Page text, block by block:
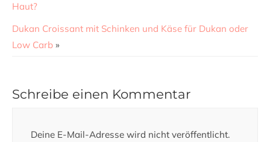
Haut?
Dukan Croissant mit Schinken und Käse für Dukan oder
Low Carb »
Schreibe einen Kommentar
Deine E-Mail-Adresse wird nicht veröffentlicht.